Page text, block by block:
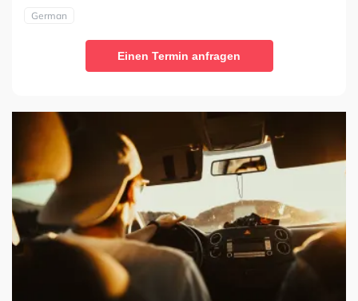
German
Einen Termin anfragen